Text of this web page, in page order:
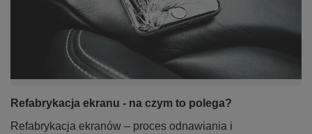
Refabrykacja ekranu - na czym to polega?
Refabrykacja ekranów – proces odnawiania i